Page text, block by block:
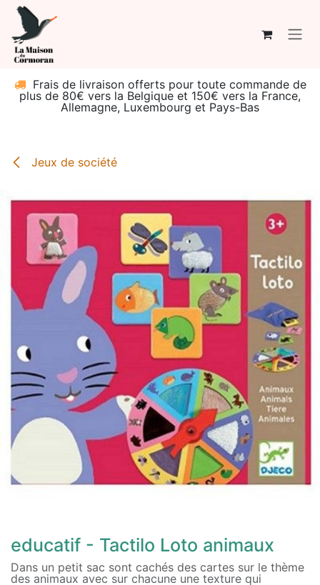
Se rendre au contenu
Frais de livraison offerts pour toute commande de
plus de 80€ vers la Belgique et 150€ vers la France,
Allemagne, Luxembourg et Pays-Bas
Jeux de société
educatif - Tactilo Loto animaux
Dans un petit sac sont cachés des cartes sur le thème
des animaux avec sur chacune une texture qui